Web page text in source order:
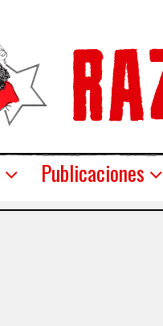
Publicaciones